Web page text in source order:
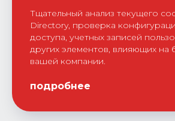
Тщательный анализ текущего
Directory, проверка
доступа, учетных записей
других элементов, влияющих на
вашей компании.
подробнее